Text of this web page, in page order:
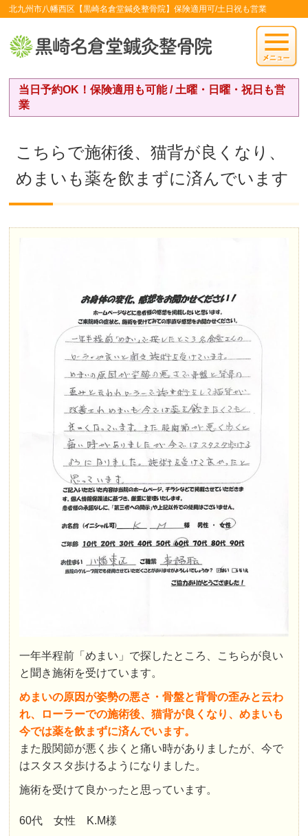
北九州市八幡西区【黒崎名倉堂鍼灸整骨院】保険適用可/土日祝も営業
当日予約OK！保険適用も可能 / 土曜・日曜・祝日も営
業
こちらで施術後、猫背が良くなり、
めまいも薬を飲まずに済んでいます
一年半程前「めまい」で探したところ、こちらが良い
と聞き施術を受けています。
めまいの原因が姿勢の悪さ・骨盤と背骨の歪みと云わ
れ、ローラーでの施術後、猫背が良くなり、めまいも
今では薬を飲まずに済んでいます。
また股関節が悪く歩くと痛い時がありましたが、今で
はスタスタ歩けるようになりました。
施術を受けて良かったと思っています。
60代 女性 K.M様